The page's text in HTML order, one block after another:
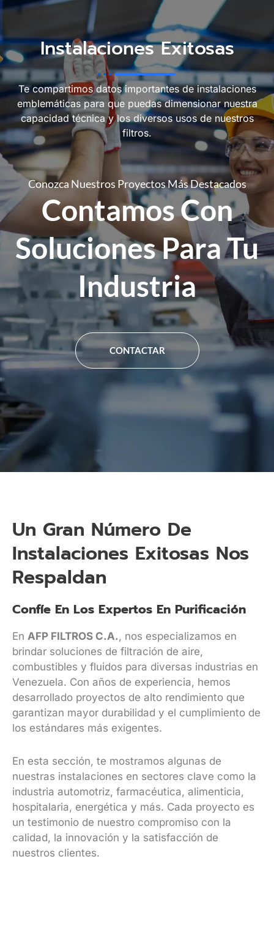
Instalaciones Exitosas
Te compartimos datos importantes de instalaciones
emblemáticas para que puedas dimensionar nuestra
capacidad técnica y los diversos usos de nuestros
filtros.
Conozca Nuestros Proyectos Más Destacados
Contamos Con
Soluciones Para Tu
Industria
CONTACTAR
Un Gran Número De
Instalaciones Exitosas Nos
Respaldan
Confíe En Los Expertos En Purificación
En AFP FILTROS C.A., nos especializamos en
brindar soluciones de filtración de aire,
combustibles y fluidos para diversas industrias en
Venezuela. Con años de experiencia, hemos
desarrollado proyectos de alto rendimiento que
garantizan mayor durabilidad y el cumplimiento de
los estándares más exigentes.
En esta sección, te mostramos algunas de
nuestras instalaciones en sectores clave como la
industria automotriz, farmacéutica, alimenticia,
hospitalaria, energética y más. Cada proyecto es
un testimonio de nuestro compromiso con la
calidad, la innovación y la satisfacción de
nuestros clientes.